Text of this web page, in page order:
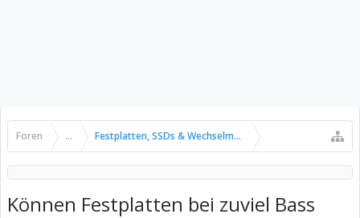
Foren ... Festplatten, SSDs & Wechselmedien
Können Festplatten bei zuviel Bass